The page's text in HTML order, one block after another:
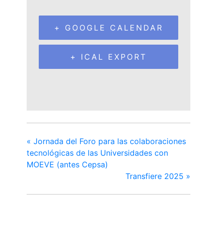
+ GOOGLE CALENDAR
+ ICAL EXPORT
« Jornada del Foro para las colaboraciones
tecnológicas de las Universidades con
MOEVE (antes Cepsa)
Transfiere 2025 »